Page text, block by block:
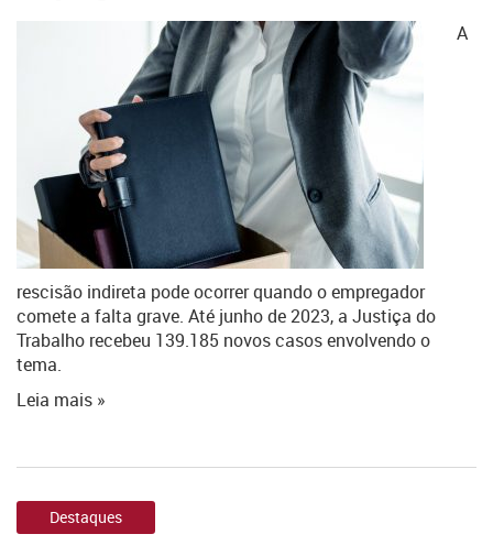
A
rescisão indireta pode ocorrer quando o empregador
comete a falta grave. Até junho de 2023, a Justiça do
Trabalho recebeu 139.185 novos casos envolvendo o
tema.
Leia mais »
Destaques